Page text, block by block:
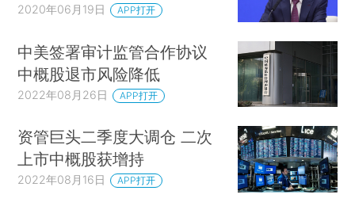
2020年06月19日 APP打开
中美签署审计监管合作协议
中概股退市风险降低
2022年08月26日 APP打开
资管巨头二季度大调仓 二次
上市中概股获增持
2022年08月16日 APP打开